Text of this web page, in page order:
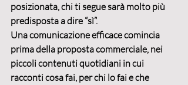
posizionata, chi ti segue sarà molto più
predisposta a dire “sì”.
Una comunicazione efficace comincia
prima della proposta commerciale, nei
piccoli contenuti quotidiani in cui
racconti cosa fai, per chi lo fai e che